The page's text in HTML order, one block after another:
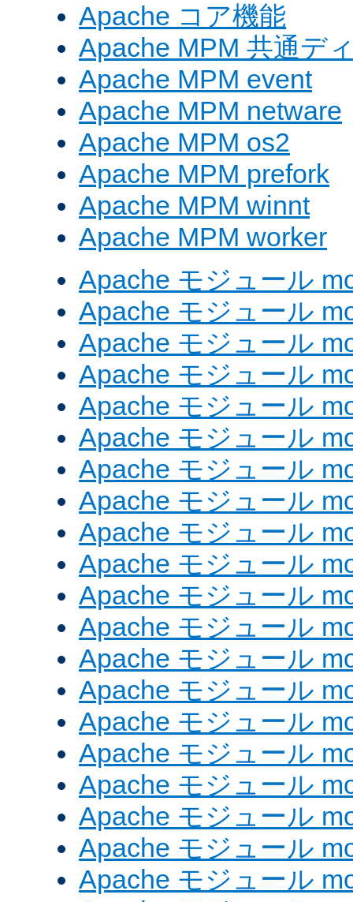
Apache コア機能
Apache MPM 共通デ
Apache MPM event
Apache MPM netware
Apache MPM os2
Apache MPM prefork
Apache MPM winnt
Apache MPM worker
Apache モジュール
Apache モジュール
Apache モジュール
Apache モジュール
Apache モジュール
Apache モジュール
Apache モジュール
Apache モジュール
Apache モジュール
Apache モジュール
Apache モジュール
Apache モジュール
Apache モジュール
Apache モジュール
Apache モジュール
Apache モジュール
Apache モジュール
Apache モジュール
Apache モジュール
Apache モジュール